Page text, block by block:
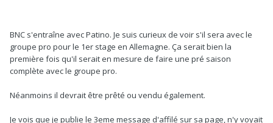
BNC s'entraîne avec Patino. Je suis curieux de voir s'il sera avec le
groupe pro pour le 1er stage en Allemagne. Ça serait bien la
première fois qu'il serait en mesure de faire une pré saison
complète avec le groupe pro.
Néanmoins il devrait être prêté ou vendu également.
Je vois que je publie le 3eme message d'affilé sur sa page, n'y voyait